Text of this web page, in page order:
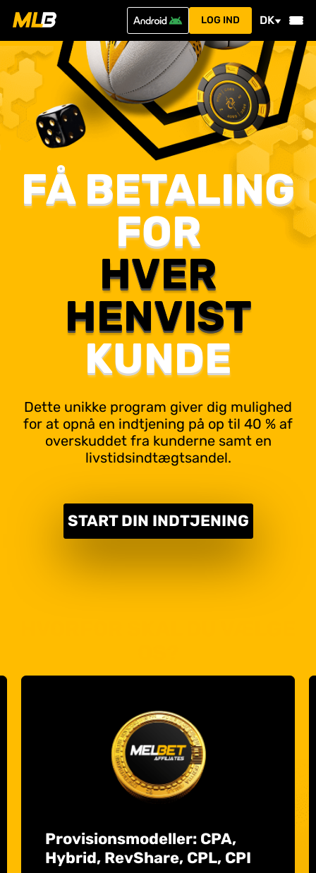
LOG IND DK
FÅ BETALING
FOR
HVER
HENVIST
KUNDE
Dette unikke program giver dig mulighed
for at opnå en indtjening på op til 40 % af
overskuddet fra kunderne samt en
livstidsindtægtsandel.
START DIN INDTJENING
Provisionsmodeller: CPA,
Hybrid, RevShare, CPL, CPI